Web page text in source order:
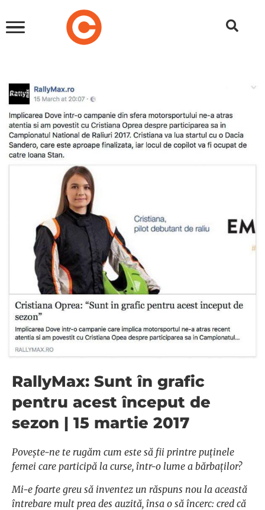
RallyMax: Sunt în grafic
pentru acest început de
sezon | 15 martie 2017
Povește-ne te rugăm cum este să fii printre puținele
femei care participă la curse, într-o lume a bărbaților?
Mi-e foarte greu să inventez un răspuns nou la această
întrebare mult prea des auzită, însa o să încerc: cred că